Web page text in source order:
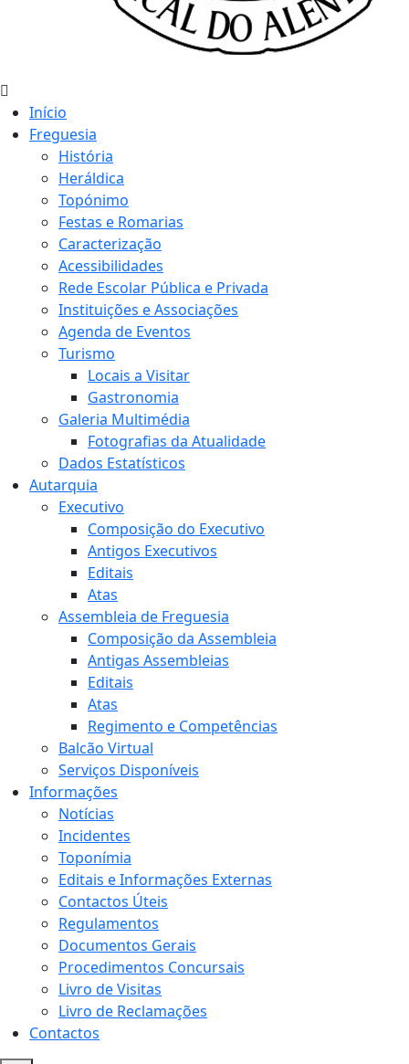
Início
Freguesia
História
Heráldica
Topónimo
Festas e Romarias
Caracterização
Acessibilidades
Rede Escolar Pública e Privada
Instituições e Associações
Agenda de Eventos
Turismo
Locais a Visitar
Gastronomia
Galeria Multimédia
Fotografias da Atualidade
Dados Estatísticos
Autarquia
Executivo
Composição do Executivo
Antigos Executivos
Editais
Atas
Assembleia de Freguesia
Composição da Assembleia
Antigas Assembleias
Editais
Atas
Regimento e Competências
Balcão Virtual
Serviços Disponíveis
Informações
Notícias
Incidentes
Toponímia
Editais e Informações Externas
Contactos Úteis
Regulamentos
Documentos Gerais
Procedimentos Concursais
Livro de Visitas
Livro de Reclamações
Contactos